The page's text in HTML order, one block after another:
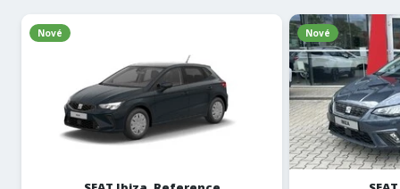
Nové Nové